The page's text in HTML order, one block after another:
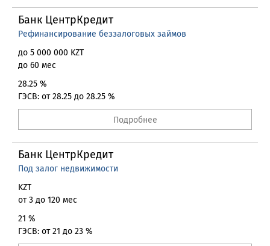
Банк ЦентрКредит
Рефинансирование беззалоговых займов
до 5 000 000 KZT
до 60 мес
28.25 %
ГЭСВ: от 28.25 до 28.25 %
Подробнее
Банк ЦентрКредит
Под залог недвижимости
KZT
от 3 до 120 мес
21 %
ГЭСВ: от 21 до 23 %